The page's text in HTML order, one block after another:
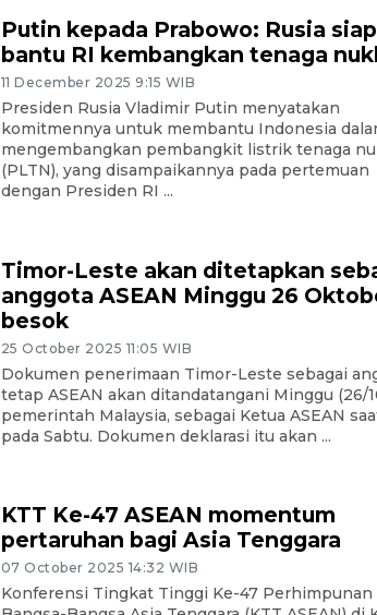
Putin kepada Prabowo: Rusia siap
bantu RI kembangkan tenaga
11 December 2025 9:15 WIB
Presiden Rusia Vladimir Putin menyatakan
komitmennya untuk membantu Indonesia
mengembangkan pembangkit listrik tenaga
(PLTN), yang disampaikannya pada pertemuan
dengan Presiden RI ...
Timor-Leste akan ditetapkan
anggota ASEAN Minggu 26
besok
25 October 2025 11:05 WIB
Dokumen penerimaan Timor-Leste sebagai
tetap ASEAN akan ditandatangani Minggu (26/
pemerintah Malaysia, sebagai Ketua ASEAN
pada Sabtu. Dokumen deklarasi itu akan ...
KTT Ke-47 ASEAN momentum
pertaruhan bagi Asia Tenggara
07 October 2025 14:32 WIB
Konferensi Tingkat Tinggi Ke-47 Perhimpunan